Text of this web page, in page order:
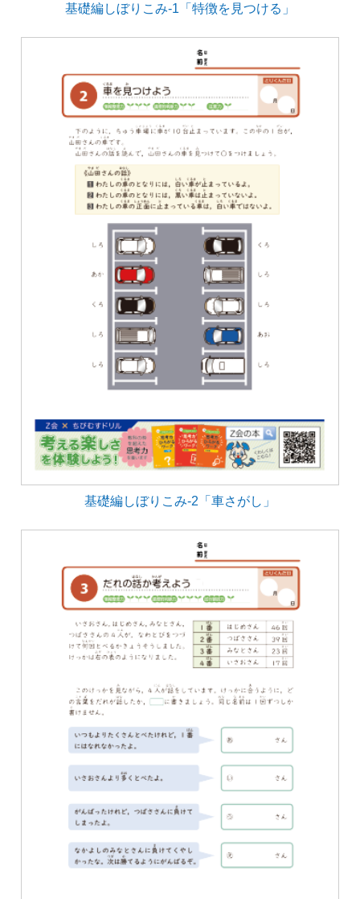
基礎編しぼりこみ-1「特徴を見つける」
基礎編しぼりこみ-2「車さがし」